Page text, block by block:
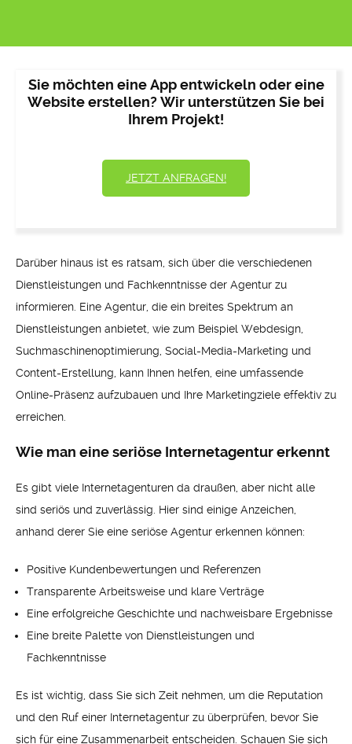
Sie möchten eine App entwickeln oder eine
Website erstellen? Wir unterstützen Sie bei
Ihrem Projekt!
JETZT ANFRAGEN!
Darüber hinaus ist es ratsam, sich über die verschiedenen
Dienstleistungen und Fachkenntnisse der Agentur zu
informieren. Eine Agentur, die ein breites Spektrum an
Dienstleistungen anbietet, wie zum Beispiel Webdesign,
Suchmaschinenoptimierung, Social-Media-Marketing und
Content-Erstellung, kann Ihnen helfen, eine umfassende
Online-Präsenz aufzubauen und Ihre Marketingziele effektiv zu
erreichen.
Wie man eine seriöse Internetagentur erkennt
Es gibt viele Internetagenturen da draußen, aber nicht alle
sind seriös und zuverlässig. Hier sind einige Anzeichen,
anhand derer Sie eine seriöse Agentur erkennen können:
Positive Kundenbewertungen und Referenzen
Transparente Arbeitsweise und klare Verträge
Eine erfolgreiche Geschichte und nachweisbare Ergebnisse
Eine breite Palette von Dienstleistungen und
Fachkenntnisse
Es ist wichtig, dass Sie sich Zeit nehmen, um die Reputation
und den Ruf einer Internetagentur zu überprüfen, bevor Sie
sich für eine Zusammenarbeit entscheiden. Schauen Sie sich